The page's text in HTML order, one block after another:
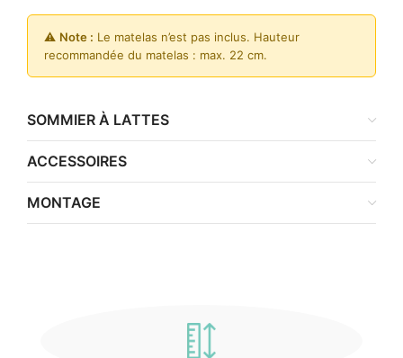
⚠️ Note : Le matelas n’est pas inclus. Hauteur
recommandée du matelas : max. 22 cm.
SOMMIER À LATTES
ACCESSOIRES
MONTAGE